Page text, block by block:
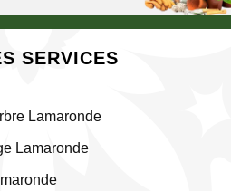
SERVICES
Lamaronde
Lamaronde